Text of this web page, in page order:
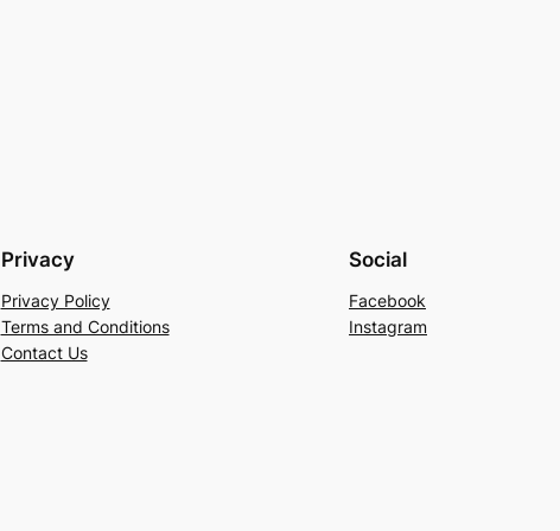
Privacy
Privacy Policy
Terms and Conditions
Contact Us
Social
Facebook
Instagram